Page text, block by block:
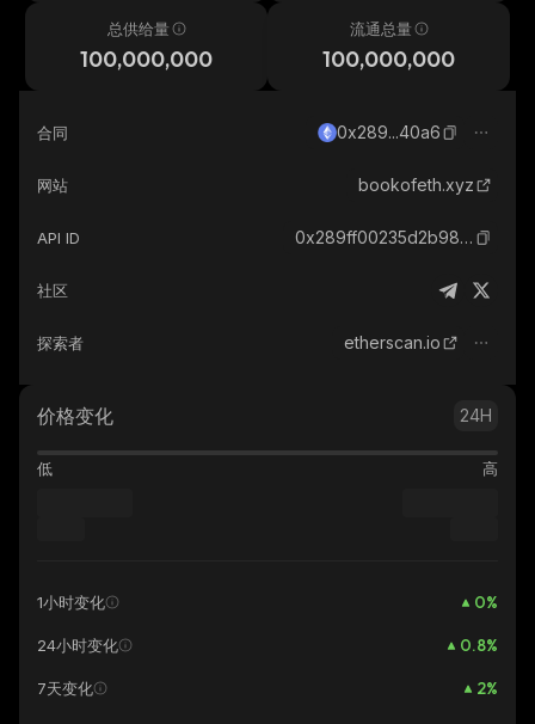
总供给量
100,000,000
流通总量
100,000,000
合同 0x289...40a6
网站 bookofeth.xyz
API ID 0x289ff00235d2b98b0145ff5d4435d3e92f9540a6_ethereum
社区
探索者 etherscan.io
价格变化 24H
低 高
1小时变化 0%
24小时变化 0.8%
7天变化 2%